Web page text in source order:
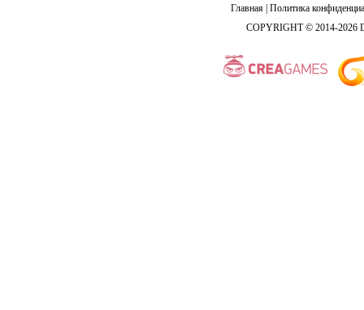
Главная Политика
COPYRIGHT © 2014-2026